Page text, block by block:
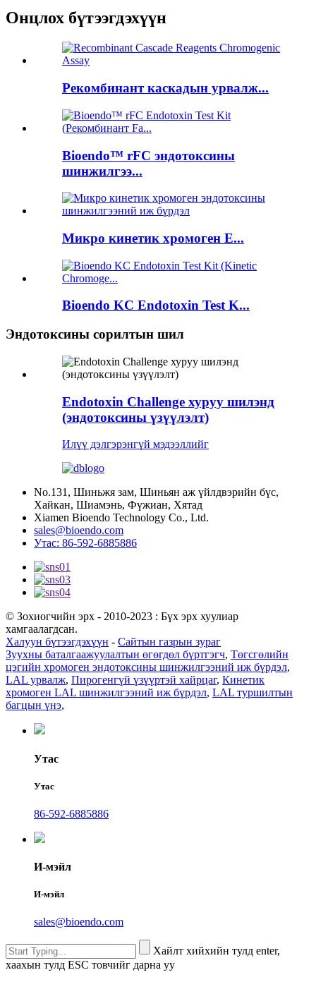
Онцлох бүтээгдэхүүн
Рекомбинант каскадын урвалж...
Bioendo™ rFC эндотоксины
шинжилгээ...
Микро кинетик хромоген E...
Bioendo KC Endotoxin Test K...
Эндотоксины сорилтын шил
Endotoxin Challenge хуруу шилэнд
(эндотоксины үзүүлэлт)
Илүү дэлгэрэнгүй мэдээллийг
No.131, Шиньжя зам, Шиньян аж үйлдвэрийн бүс,
Хайкан, Шиамэнь, Фүжиан, Хятад
Xiamen Bioendo Technology Co., Ltd.
sales@bioendo.com
Утас: 86-592-6885886
© Зохиогчийн эрх - 2010-2023 : Бүх эрх хуулиар
хамгаалагдсан.
Халуун бүтээгдэхүүн - Сайтын газрын зураг
Зуухны баталгаажуулалтын өгөгдөл бүртгэгч, Төгсгөлийн
цэгийн хромоген эндотоксины шинжилгээний иж бүрдэл,
LAL урвалж, Пирогенгүй үзүүртэй хайрцаг, Кинетик
хромоген LAL шинжилгээний иж бүрдэл, LAL туршилтын
багцын үнэ,
Утас
Утас
86-592-6885886
И-мэйл
И-мэйл
sales@bioendo.com
Хайлт хийхийн тулд enter,
хаахын тулд ESC товчийг дарна уу